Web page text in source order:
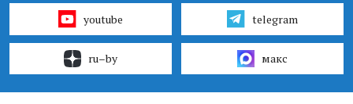
youtube telegram
ru–by макс